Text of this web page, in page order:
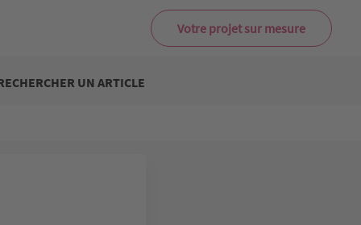
Votre projet sur mesure
UN ARTICLE